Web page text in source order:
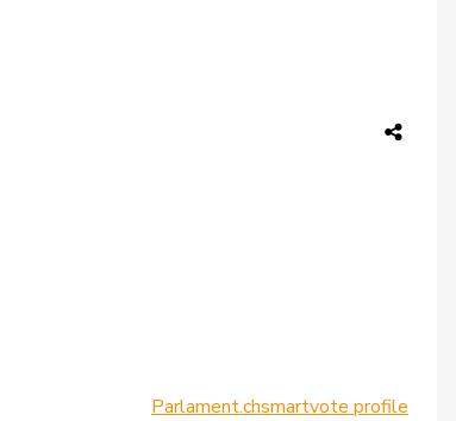
Parlament.chsmartvote profile